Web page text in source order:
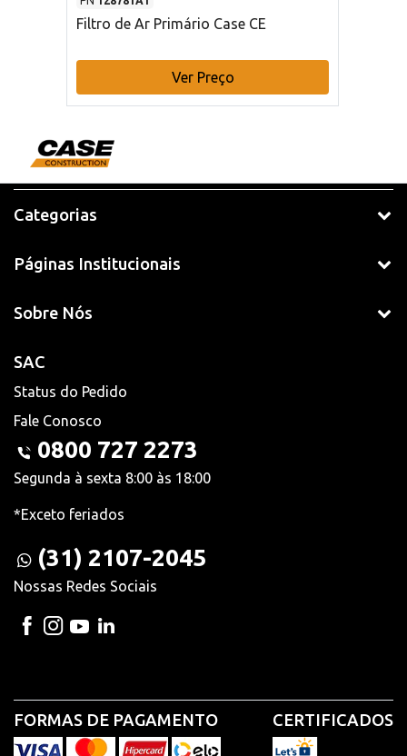
Filtro de Ar Primário Case CE
Ver Preço
Categorias
Páginas Institucionais
Sobre Nós
SAC
Status do Pedido
Fale Conosco
0800 727 2273
Segunda à sexta 8:00 às 18:00
*Exceto feriados
(31) 2107-2045
Nossas Redes Sociais
FORMAS DE PAGAMENTO CERTIFICADOS